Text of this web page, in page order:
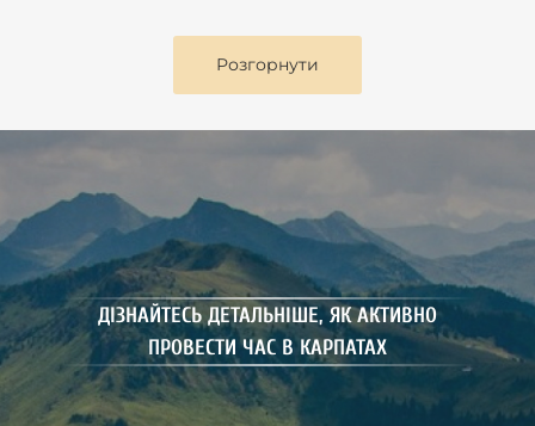
Розгорнути
ДІЗНАЙТЕСЬ ДЕТАЛЬНІШЕ, ЯК АКТИВНО
ПРОВЕСТИ ЧАС В КАРПАТАХ